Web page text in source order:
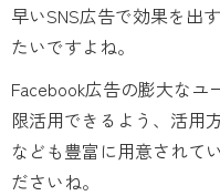
早いSNS広告で効果を出
たいですよね。
Facebook広告の膨大な
限活用できるよう、活用
なども豊富に用意されて
ださいね。